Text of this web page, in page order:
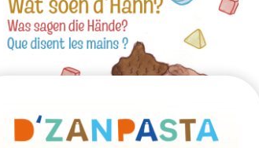
L'hiver
Mes affaires savent rire